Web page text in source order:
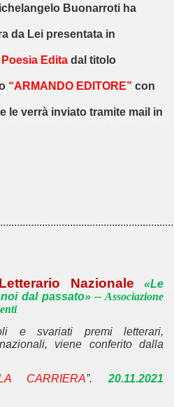
Buonarroti ha
da Lei presentata in
Poesia Edita dal titolo
“ARMANDO EDITORE” con
le verrà inviato tramite mail in
Nazionale
«Le
dal passato»-- Associazione
e svariati premi letterari,
viene conferito
dalla
CARRIERA”. 20.11.2021
ROMA